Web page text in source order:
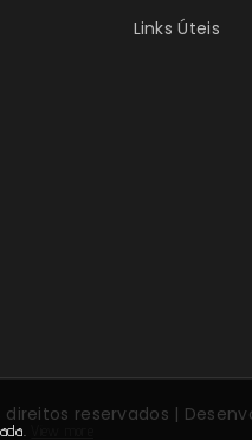
Links Úteis
reservados |